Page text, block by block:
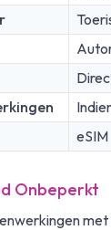
eSIM
Onbeperkt